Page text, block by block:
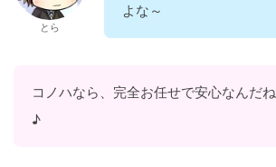
とら
よな～
コノハなら、完全お任せで安心なんだね
♪